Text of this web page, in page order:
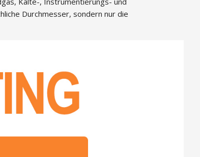
Durchmesser, sondern nur die